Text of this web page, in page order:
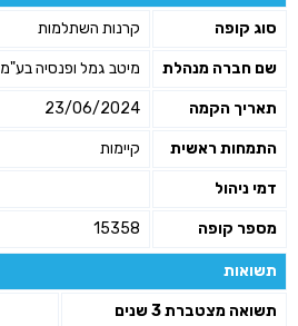
סוג קופה קרנות השתלמות
שם חברה מנהלת מיטב גמל ופנסיה בע"מ
תאריך הקמה 23/06/2024
התמחות ראשית קיימות
דמי ניהול
מספר קופה 15358
תשואות
תשואה מצטברת 3 שנים